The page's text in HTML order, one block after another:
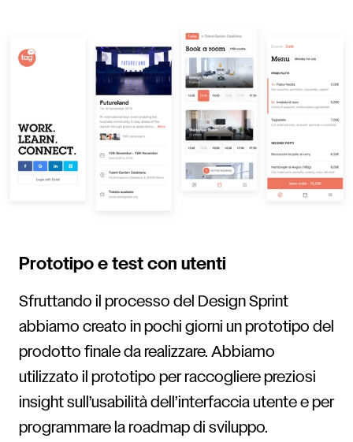
Prototipo e test con utenti
Sfruttando il processo del Design Sprint
abbiamo creato in pochi giorni un prototipo del
prodotto finale da realizzare. Abbiamo
utilizzato il prototipo per raccogliere preziosi
insight sull’usabilità dell’interfaccia utente e per
programmare la roadmap di sviluppo.